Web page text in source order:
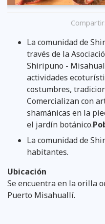
Compartir
La comunidad de
través de la
Shiripuno -
actividades
costumbres,
Comercializan con
shamánicas en la
el jardín botánico.
La comunidad de
habitantes.
Ubicación
Se encuentra en la orilla
Puerto Misahuallí.